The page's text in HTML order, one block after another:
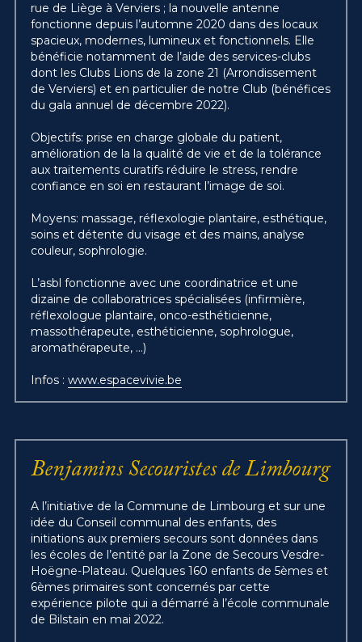
rue de Liège à Verviers ; la nouvelle antenne
fonctionne depuis l’automne 2020 dans des locaux
spacieux, modernes, lumineux et fonctionnels. Elle
bénéficie notamment de l’aide des services-clubs
dont les Clubs Lions de la zone 21 (Arrondissement
de Verviers) et en particulier de notre Club (bénéfices
du gala annuel de décembre 2022).
Objectifs: prise en charge globale du patient,
amélioration de la la qualité de vie et de la tolérance
aux traitements curatifs réduire le stress, rendre
confiance en soi en restaurant l’image de soi.
Moyens: massage, réflexologie plantaire, esthétique,
soins et détente du visage et des mains, analyse
couleur, sophrologie.
L’asbl fonctionne avec une coordinatrice et une
dizaine de collaboratrices spécialisées (infirmière,
réflexologue plantaire, onco-esthéticienne,
massothérapeute, esthéticienne, sophrologue,
aromathérapeute, ...)
Infos : www.espacevivie.be
Benjamins Secouristes de Limbourg
A l’initiative de la Commune de Limbourg et sur une
idée du Conseil communal des enfants, des
initiations aux premiers secours sont données dans
les écoles de l’entité par la Zone de Secours Vesdre-
Hoëgne-Plateau. Quelques 160 enfants de 5èmes et
6èmes primaires sont concernés par cette
expérience pilote qui a démarré à l’école communale
de Bilstain en mai 2022.